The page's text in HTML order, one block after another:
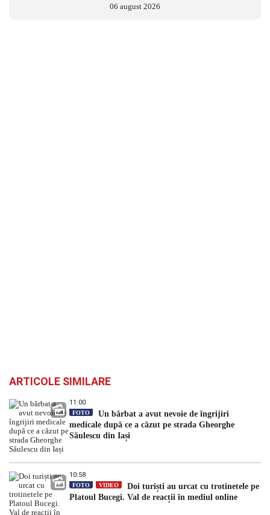
06 august 2026
ARTICOLE SIMILARE
11:00
FOTO
Un bărbat a avut nevoie de îngrijiri
medicale după ce a căzut pe strada Gheorghe
Săulescu din Iași
10:58
FOTO VIDEO
Doi turiști au urcat cu trotinetele pe
Platoul Bucegi. Val de reacții în mediul online